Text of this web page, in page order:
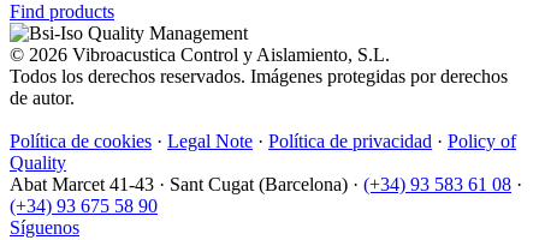
Find products
© 2026 Vibroacustica Control y Aislamiento, S.L.
Todos los derechos reservados. Imágenes protegidas por derechos
de autor.
Política de cookies · Legal Note · Política de privacidad · Policy of
Quality
Abat Marcet 41-43 · Sant Cugat (Barcelona) · (+34) 93 583 61 08 ·
(+34) 93 675 58 90
Síguenos